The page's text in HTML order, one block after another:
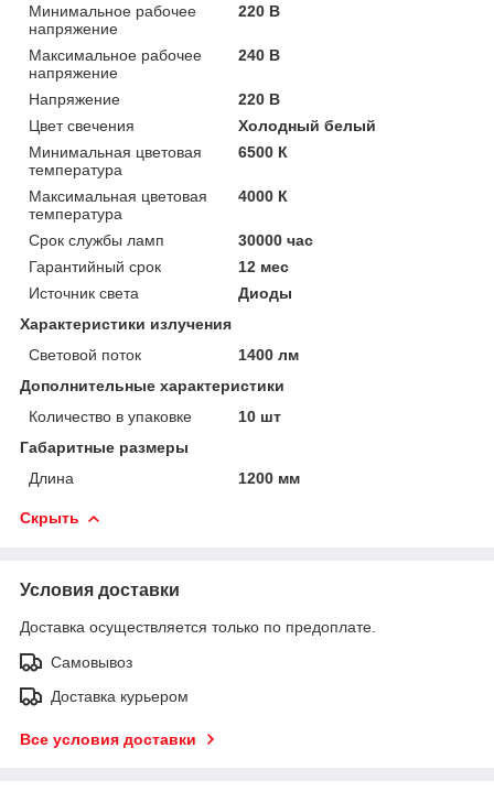
Минимальное рабочее
напряжение
220 В
Максимальное рабочее
напряжение
240 В
Напряжение
220 В
Цвет свечения
Холодный белый
Минимальная цветовая
температура
6500 К
Максимальная цветовая
температура
4000 К
Срок службы ламп
30000 час
Гарантийный срок
12 мес
Источник света
Диоды
Характеристики излучения
Световой поток
1400 лм
Дополнительные характеристики
Количество в упаковке
10 шт
Габаритные размеры
Длина
1200 мм
Скрыть
Условия доставки
Доставка осуществляется только по предоплате.
Самовывоз
Доставка курьером
Все условия доставки